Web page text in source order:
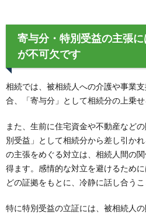
寄与分・特別受益の主張
が不可欠です
相続では、被相続人への介護や事業
合、「寄与分」として相続分の上乗せ
また、生前に住宅資金や不動産など
別受益」として相続分から差し引か
の主張をめぐる対立は、相続人間の
得ます。感情的な対立を避けるため
どの証拠をもとに、冷静に話し合うこ
特に特別受益の立証には、被相続人